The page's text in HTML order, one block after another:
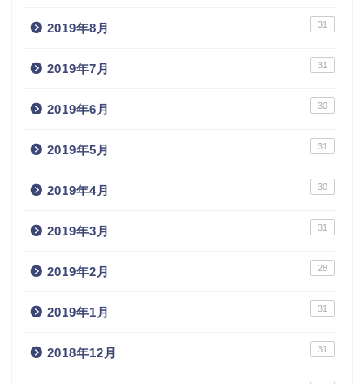
2019年8月 31
2019年7月 31
2019年6月 30
2019年5月 31
2019年4月 30
2019年3月 31
2019年2月 28
2019年1月 31
2018年12月 31